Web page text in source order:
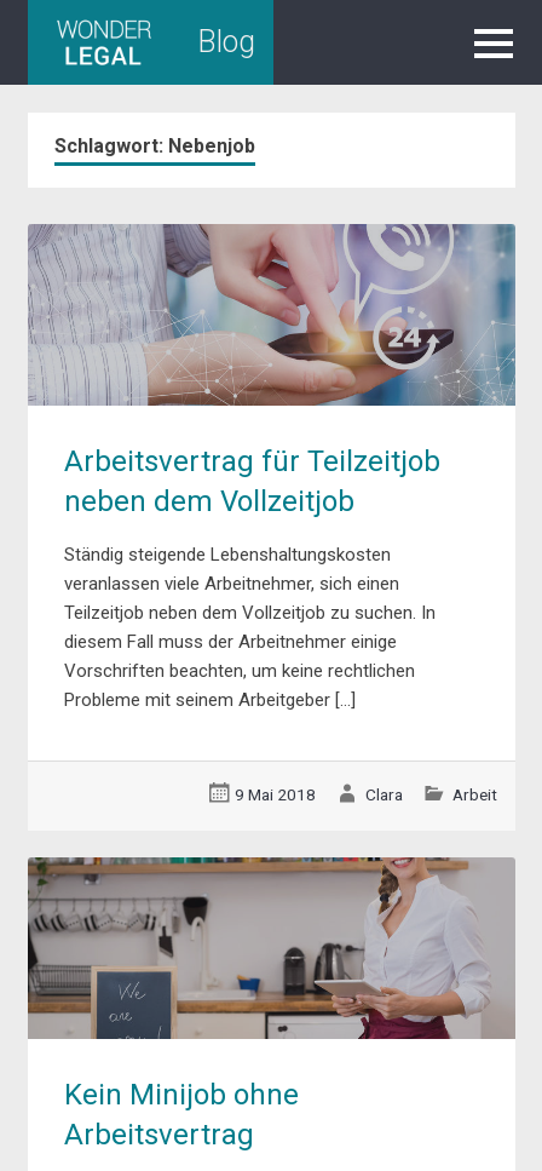
Blog
Schlagwort: Nebenjob
Arbeitsvertrag für Teilzeitjob
neben dem Vollzeitjob
Ständig steigende Lebenshaltungskosten
veranlassen viele Arbeitnehmer, sich einen
Teilzeitjob neben dem Vollzeitjob zu suchen. In
diesem Fall muss der Arbeitnehmer einige
Vorschriften beachten, um keine rechtlichen
Probleme mit seinem Arbeitgeber […]
9 Mai 2018 Clara Arbeit
Kein Minijob ohne
Arbeitsvertrag